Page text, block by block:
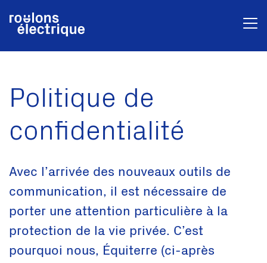
Politique de
confidentialité
Avec l’arrivée des nouveaux outils de
communication, il est nécessaire de
porter une attention particulière à la
protection de la vie privée. C’est
pourquoi nous, Équiterre (ci-après